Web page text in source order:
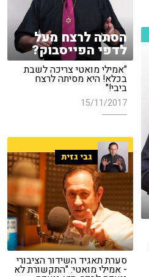
הסתה לרצח מעל
לדפי הפייסבוק?
"אמילי מואטי צריכה לשבת
בכלא! היא מסיתה לרצח
ביבי!"
15/11/2017
גבי גזית
סערת תאגיד השידור הציבורי
- אמילי מואטי: "התקשורת לא